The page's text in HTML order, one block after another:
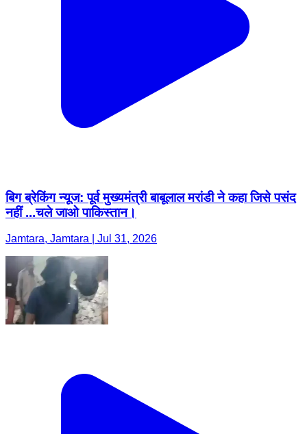
बिग ब्रेकिंग न्यूज: पूर्व मुख्यमंत्री बाबूलाल मरांडी ने कहा जिसे पसंद
नहीं ...चले जाओ पाकिस्तान।
Jamtara, Jamtara | Jul 31, 2026